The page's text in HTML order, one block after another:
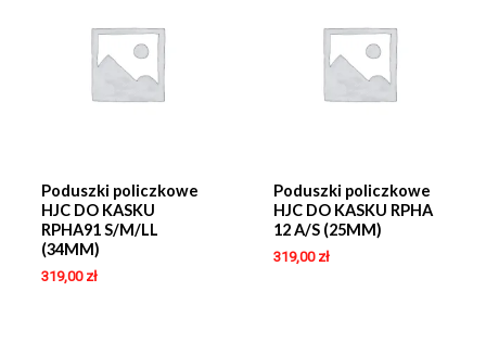
Poduszki policzkowe
HJC DO KASKU
RPHA91 S/M/LL
(34MM)
319,00 zł
Poduszki policzkowe
HJC DO KASKU RPHA
12 A/S (25MM)
319,00 zł